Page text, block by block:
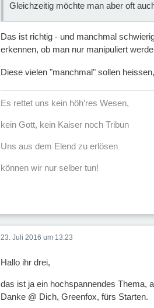
Gleichzeitig möchte man aber oft
Das ist richtig - und manchmal
erkennen, ob man nur manipuliert
Diese vielen "manchmal" sollen
Es rettet uns kein höh’res Wesen,
kein Gott, kein Kaiser noch Tribun
Uns aus dem Elend zu erlösen
können wir nur selber tun!
23. Juli 2016 um 13:23
Hallo ihr drei,
das ist ja ein hochspannendes Thema,
Danke @ Dich, Greenfox, fürs Starten.